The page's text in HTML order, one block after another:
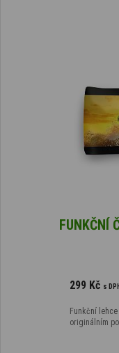
FUNKČNÍ
299 Kč s
Funkční
originálním